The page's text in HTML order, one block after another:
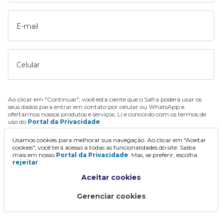
E-mail
Celular
Ao clicar em "Continuar", você está ciente que o Safra poderá usar os
seus dados para entrar em contato por celular ou WhatsApp e
ofertarmos nossos produtos e serviços. Li e concordo com os termos de
uso do Portal da Privacidade.
Continuar
Usamos cookies para melhorar sua navegação. Ao clicar em "Aceitar
cookies", você terá acesso a todas as funcionalidades do site. Saiba
mais em nosso Portal da Privacidade. Mas, se preferir, escolha
rejeitar.
Aceitar cookies
Gerenciar cookies